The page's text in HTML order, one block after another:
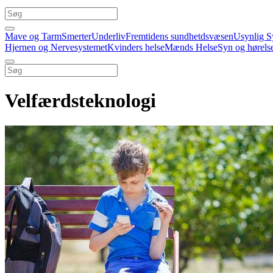
Mave og TarmSmerterUnderlivFremtidens sundhetdsvæsenUsynlig
Hjernen og NervesystemetKvinders helseMænds HelseSyn og
Velfærdsteknologi